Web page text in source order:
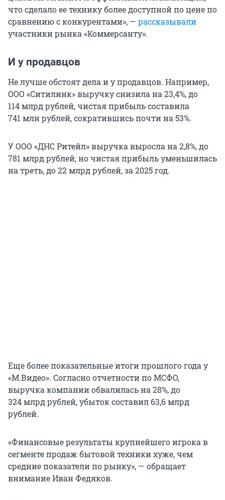
что сделало ее технику более доступной по цене по
сравнению с конкурентами», — рассказывали
участники рынка «Коммерсанту».
И у продавцов
Не лучше обстоят дела и у продавцов. Например,
ООО «Ситилинк» выручку снизила на 23,4%, до
114 млрд рублей, чистая прибыль составила
741 млн рублей, сократившись почти на 53%.
У ООО «ДНС Ритейл» выручка выросла на 2,8%, до
781 млрд рублей, но чистая прибыль уменьшилась
на треть, до 22 млрд рублей, за 2025 год.
Еще более показательные итоги прошлого года у
«М.Видео». Согласно отчетности по МСФО,
выручка компании обвалилась на 28%, до
324 млрд рублей, убыток составил 63,6 млрд
рублей.
«Финансовые результаты крупнейшего игрока в
сегменте продаж бытовой техники хуже, чем
средние показатели по рынку», — обращает
внимание Иван Федяков.